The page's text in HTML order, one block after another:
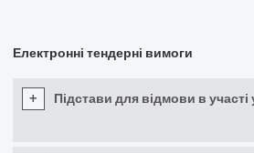
Електронні тендерні вимоги
+ Підстави для відмови в участі